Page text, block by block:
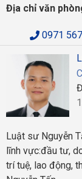
Địa chỉ văn
0971
Luật sư Nguyễn
lĩnh vực:đầu tư,
trí tuệ, lao động,